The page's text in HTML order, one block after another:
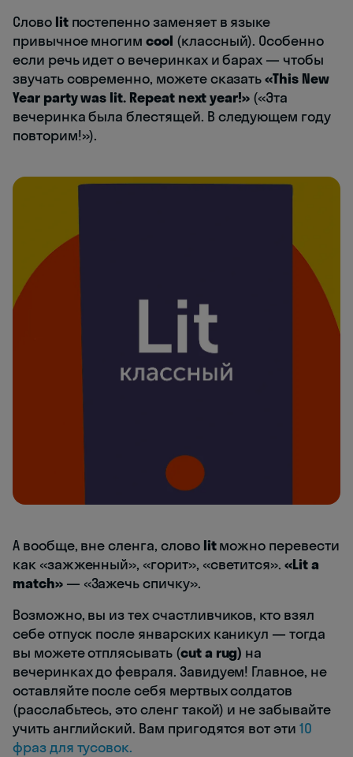
Слово litпостепенно заменяет в языке
привычное многимcool (классный). Особенно
если речь идет о вечеринках и барах — чтобы
звучать современно, можете сказать«This New
Year party was lit. Repeat next year!» («Эта
вечеринка была блестящей. В следующем году
повторим!»).
А вообще, вне сленга, слово litможно перевести
как «зажженный», «горит», «светится».«Lit a
match» — «Зажечь спичку».
Возможно, вы из тех счастливчиков, кто взял
себе отпуск после январских каникул — тогда
вы можете отплясывать (cut a rug) на
вечеринках до февраля. Завидуем! Главное, не
оставляйте после себя мертвых солдатов
(расслабьтесь, это сленг такой) и не забывайте
учить английский. Вам пригодятся вот эти 10
фраз для тусовок.